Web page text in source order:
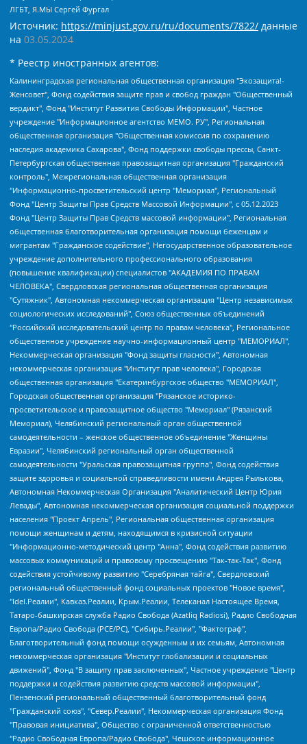
ЛГБТ, Я.МЫ Сергей Фургал
Источник: https://minjust.gov.ru/ru/documents/7822/ данные
на 03.05.2024
* Реестр иностранных агентов:
Калининградская региональная общественная организация "Экозащита!-Женсовет", Фонд содействия защите прав и свобод граждан "Общественный вердикт", Фонд "Институт Развития Свободы Информации", Частное учреждение "Информационное агентство МЕМО. РУ", Региональная общественная организация "Общественная комиссия по сохранению наследия академика Сахарова", Фонд поддержки свободы прессы, Санкт-Петербургская общественная правозащитная организация "Гражданский контроль", Межрегиональная общественная организация "Информационно-просветительский центр "Мемориал", Региональный Фонд "Центр Защиты Прав Средств Массовой Информации", с 05.12.2023 Фонд "Центр Защиты Прав Средств массовой информации", Региональная общественная благотворительная организация помощи беженцам и мигрантам "Гражданское содействие", Негосударственное образовательное учреждение дополнительного профессионального образования (повышение квалификации) специалистов "АКАДЕМИЯ ПО ПРАВАМ ЧЕЛОВЕКА", Свердловская региональная общественная организация "Сутяжник", Автономная некоммерческая организация "Центр независимых социологических исследований", Союз общественных объединений "Российский исследовательский центр по правам человека", Региональное общественное учреждение научно-информационный центр "МЕМОРИАЛ", Некоммерческая организация "Фонд защиты гласности", Автономная некоммерческая организация "Институт прав человека", Городская общественная организация "Екатеринбургское общество "МЕМОРИАЛ", Городская общественная организация "Рязанское историко-просветительское и правозащитное общество "Мемориал" (Рязанский Мемориал), Челябинский региональный орган общественной самодеятельности – женское общественное объединение "Женщины Евразии", Челябинский региональный орган общественной самодеятельности "Уральская правозащитная группа", Фонд содействия защите здоровья и социальной справедливости имени Андрея Рылькова, Автономная Некоммерческая Организация "Аналитический Центр Юрия Левады", Автономная некоммерческая организация социальной поддержки населения "Проект Апрель", Региональная общественная организация помощи женщинам и детям, находящимся в кризисной ситуации "Информационно-методический центр "Анна", Фонд содействия развитию массовых коммуникаций и правовому просвещению "Так-так-Так", Фонд содействия устойчивому развитию "Серебряная тайга", Свердловский региональный общественный фонд социальных проектов "Новое время", "Idel.Реалии", Кавказ.Реалии, Крым.Реалии, Телеканал Настоящее Время, Татаро-башкирская служба Радио Свобода (Azatliq Radiosi), Радио Свободная Европа/Радио Свобода (PCE/PC), "Сибирь.Реалии", "Фактограф", Благотворительный фонд помощи осужденным и их семьям, Автономная некоммерческая организация "Институт глобализации и социальных движений", Фонд "В защиту прав заключенных", Частное учреждение "Центр поддержки и содействия развитию средств массовой информации", Пензенский региональный общественный благотворительный фонд "Гражданский союз", "Север.Реалии", Некоммерческая организация Фонд "Правовая инициатива", Общество с ограниченной ответственностью "Радио Свободная Европа/Радио Свобода", Чешское информационное агентство "MEDIUM-ORIENT", Красноярская региональная общественная организация "Мы против СПИДа", Камалягин Денис Николаевич, Маркелов Сергей Евгеньевич, Пономарев Лев Александрович, Савицкая Людмила Алексеевна, Автономная некоммерческая организация "Центр по работе с проблемой насилия "НАСИЛИЮ.НЕТ", Межрегиональный профессиональный союз работников здравоохранения "Альянс врачей", Юридическое лицо, зарегистрированное в Латвийской Республике, SIA "Medusa Project" (регистрационный номер 40103797863, дата регистрации 10.06.2014), Некоммерческая организация "Фонд по борьбе с коррупцией", Автономная некоммерческая организация "Институт права и публичной политики", Баданин Роман Сергеевич, Гликин Максим Александрович, Железнова Мария Михайловна, Лукьянова Юлия Сергеевна, Маетная Елизавета Витальевна, Маняхин Петр Борисович, Чуракова Ольга Владимировна, Ярош Юлия Петровна, Юридическое лицо "The Insider SIA", зарегистрированное в Риге, Латвийская Республика (дата регистрации 26.06.2015), являющееся администратором доменного имени интернет-издания "The Insider SIA", https://theins.ru, Постернак Алексей Евгеньевич, Рубин Михаил Аркадьевич, Анин Роман Александрович, Юридическое лицо Istories fonds, зарегистрированное в Латвийской Республике (регистрационный номер 50008295751, дата регистрации 24.02.2020), Великовский Дмитрий Александрович, Долинина Ирина Николаевна, Мароховская Алеся Алексеевна, Шлейнов Роман Юрьевич, Шмагун Олеся Валентиновна, Общество с ограниченной ответственностью "Альтаир 2021", Общество с ограниченной ответственностью "Вега 2021", Общество с ограниченной ответственностью "Главный редактор 2021", Общество с ограниченной ответственностью "Ромашки монолит", Важенков Артем Валерьевич, Ивановская областная общественная организация "Центр гендерных исследований", Гурман Юрий Альбертович, Медиапроект "ОВД-Инфо", Егоров Владимир Владимирович, Жилинский Владимир Александрович, Общество с ограниченной ответственностью "ЗП", Иванова София Юрьевна, Карезина Инна Павловна, Кильтау Екатерина Викторовна, Петров Алексей Викторович, Пискунов Сергей Евгеньевич, Смирнов Сергей Сергеевич, Тихонов Михаил Сергеевич, Общество с ограниченной ответственностью "ЖУРНАЛИСТ-ИНОСТРАННЫЙ АГЕНТ", Арапова Галина Юрьевна, Вольтская Татьяна Анатольевна, Американская компания "Mason G.E.S. Anonymous Foundation" (США), являющаяся владельцем интернет-издания https://mnews.world/, Компания "Stichting Bellingcat", зарегистрированная в Нидерландах (дата регистрации 11.07.2018), Захаров Андрей Вячеславович, Клепиковская Екатерина Дмитриевна, Общество с ограниченной ответственностью "МЕМО", Перл Роман Александрович, Симонов Евгений Алексеевич, Соловьева Елена Анатольевна, Сотников Даниил Владимирович, Сурначева Елизавета Дмитриевна, Автономная некоммерческая организация по защите прав человека и информированию населения "Якутия – Наше Мнение", Общество с ограниченной ответственностью "Москоу диджитал медиа", с 26.01.2023 Общество с ограниченной ответственностью "Чайка Белые сады", Ветошкина Валерия Валерьевна, Заговора Максим Александрович, Межрегиональное общественное движение "Российская ЛГБТ - сеть", Оленичев Максим Владимирович, Павлов Иван Юрьевич, Скворцова Елена Сергеевна, Общество с ограниченной ответственностью "Как бы инагент", Кочетков Игорь Викторович, Общество с ограниченной ответственностью "Честные выборы", Еланчик Олег Александрович, Общество с ограниченной ответственностью "Нобелевский призыв", Гималова Регина Эмилевна, Григорьев Андрей Валерьевич, Григорьева Алина Александровна, Ассоциация по содействию защите прав призывников, альтернативнослужащих и военнослужащих "Правозащитная группа "Гражданин.Армия.Право", Хисамова Регина Фаритовна, Автономная некоммерческая организация по реализации социально-правовых программ "Лилит", Дальневосточное общественное движение "Маяк", Санкт-Петербургская ЛГБТ-инициативная группа "Выход", Инициативная группа ЛГБТ+ "Реверс", Алексеев Андрей Викторович, Бекбулатова Таисия Львовна, Беляев Иван Михайлович, Владыкина Елена Сергеевна, Гельман Марат Александрович, Никульшина Вероника Юрьевна, Толоконникова Надежда Андреевна, Шендерович Виктор Анатольевич, Общество с ограниченной ответственностью "Данное сообщение", Общество с ограниченной ответственностью Издательский дом "Новая глава", Айнбиндер Александра Александровна, Московский комьюнити-центр для ЛГБТ+инициатив, Благотворительный фонд развития филантропии, Deutsche Welle (Германия, Kurt-Schumacher-Strasse 3, 53113 Bonn), Борзунова Мария Михайловна, Воробьев Виктор Викторович, Голубева Анна Львовна, Константинова Алла Михайловна, Малкова Ирина Владимировна, Мурадов Мурад Абдулгалимович, Осетинская Елизавета Николаевна, Понасенков Евгений Николаевич, Ганапольский Матвей Юрьевич, Киселев Евгений Алексеевич, Борухович Ирина Григорьевна, Дремин Иван Тимофеевич, Дубровский Дмитрий Викторович, Красноярская региональная общественная организация поддержки и развития альтернативных образовательных технологий и межкультурных коммуникаций "ИНТЕРРА", Маяковская Екатерина Алексеевна, Фейгин Марк Захарович, Филимонов Андрей Викторович, Дзугкоева Регина Николаевна, Доброхотов Роман Александрович, Дудь Юрий Александрович, Елкин Сергей Владимирович, Кругликов Кирилл Игоревич, Сабунаева Мария Леонидовна, Семенов Алексей Владимирович, Шаинян Карен Багратович, Шульман Екатерина Михайловна, Асафьев Артур Валерьевич, Вахштайн Виктор Семенович, Венедиктов Алексей Алексеевич, Лушникова Екатерина Евгеньевна, Волков Леонид Михайлович, Невзоров Александр Глебович, Пархоменко Сергей Борисович, Сироткин Ярослав Николаевич, Кара-Мурза Владимир Владимирович, Баранова Наталья Владимировна, Гозман Леонид Яковлевич, Кагарлицкий Борис Юльевич, Климарев Михаил Валерьевич, Милов Владимир Станиславович, Автономная некоммерческая организация Краснодарский центр современного искусства "Типография", Моргенштерн Алишер Тагирович, Соболь Любовь Эдуардовна, Общество с ограниченной ответственностью "ЛИЗА НОРМ", Каспаров Гарри Кимович, Ходорковский Михаил Борисович, Общество с ограниченной ответственностью "Апрельские тезисы", Данилович Ирина Брониславовна, Кашин Олег Владимирович, Петров Николай Владимирович, Пивоваров Алексей Владимирович, Соколов Михаил Владимирович, Цветкова Юлия Владимировна, Чичваркин Евгений Александрович, Комитет против пыток/Команда против пыток, Общество с ограниченной ответственностью "Первый научный", Общество с ограниченной ответственностью "Вертолет и ко", Белоцерковская Вероника Борисовна, Кац Максим Евгеньевич, Лазарева Татьяна Юрьевна, Шаведдинов Руслан Табризович, Яшин Илья Валерьевич, Общество с ограниченной ответственностью "Иноагент ААВ", Алешковский Дмитрий Петрович, Альбац Евгения Марковна, Быков Дмитрий Львович, Галямина Юлия Евгеньевна, Лойко Сергей Леонидович, Мартынов Кирилл Константинович, Медведев Сергей Александрович, Крашенинников Федор Геннадиевич, Гордеева Катерина Вл